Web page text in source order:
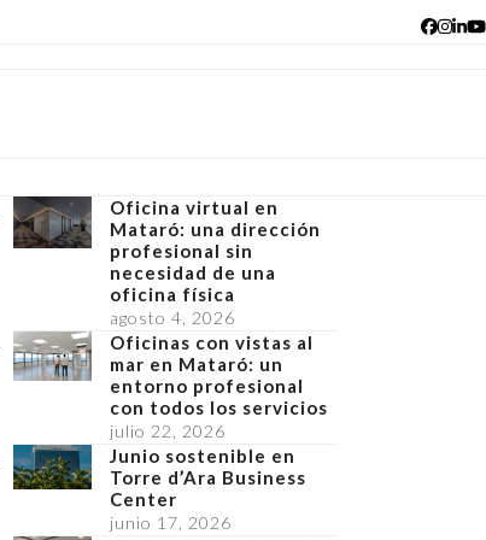
Oficina virtual en
Mataró: una dirección
profesional sin
necesidad de una
oficina física
agosto 4, 2026
Oficinas con vistas al
mar en Mataró: un
entorno profesional
con todos los servicios
julio 22, 2026
Junio sostenible en
Torre d’Ara Business
Center
junio 17, 2026